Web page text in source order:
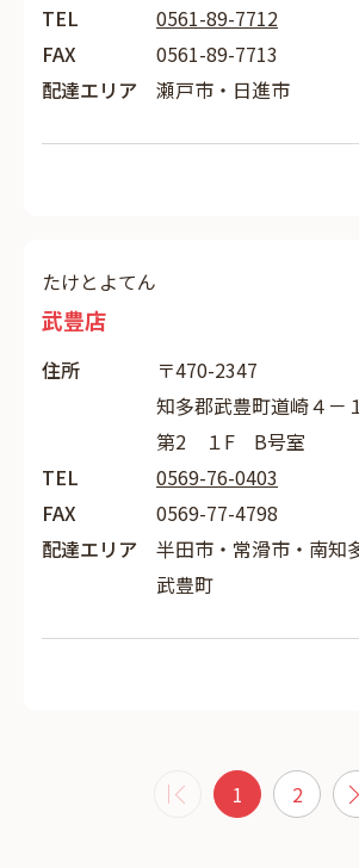
TEL
0561-89-7712
FAX
0561-89-7713
配達エリア
瀬戸市・日進市
たけとよてん
武豊店
住所
〒470-2347
知多郡武豊町道崎４
第2 １F B号室
TEL
0569-76-0403
FAX
0569-77-4798
配達エリア
半田市・常滑市・南知
武豊町
1 2